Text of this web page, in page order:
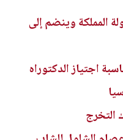
المملكة وينضم إلى
اجتياز الدكتوراه
التخرج